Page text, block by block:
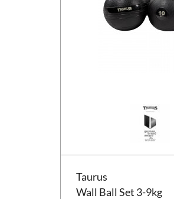
Taurus
Wall Ball Set 3-9kg